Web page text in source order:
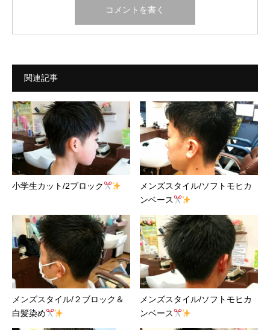
関連記事
小学生カット/2ブロック
メンズスタイル/ソフトモヒカ
ンベース
メンズスタイル/２ブロック＆
白髪染め
メンズスタイル/ソフトモヒカ
ンベース